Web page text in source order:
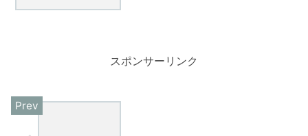
スポンサーリンク